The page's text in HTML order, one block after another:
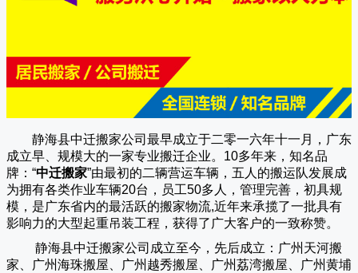
静海县中迁搬家公司 最早成立于二零一六年十一月，广东
成立早、规模大的一家专业搬迁企业。10多年来，知名品
牌：“中迁搬家”由最初的二辆营运车辆，五人的搬运队发展成
为拥有各类作业车辆20台，员工50多人，管理完善，初具规
模，是广东省内的最活跃的搬家物流,近年来承揽了一批具有
影响力的大型起重吊装工程，获得了广大客户的一致称赞。
静海县中迁搬家公司成立至今，先后成立：广州天河搬
家、广州海珠搬屋、广州越秀搬屋、广州荔湾搬屋、广州黄埔